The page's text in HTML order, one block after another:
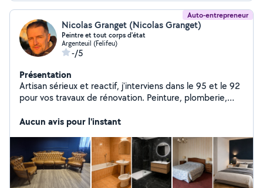
Auto-entrepreneur
Nicolas Granget (Nicolas Granget)
Peintre et tout corps d'état
Argenteuil (Felifeu)
-/5
Présentation
Artisan sérieux et reactif, j'interviens dans le 95 et le 92
pour vos travaux de rénovation. Peinture, plomberie,
travail propre et soigné.
Aucun avis pour l'instant